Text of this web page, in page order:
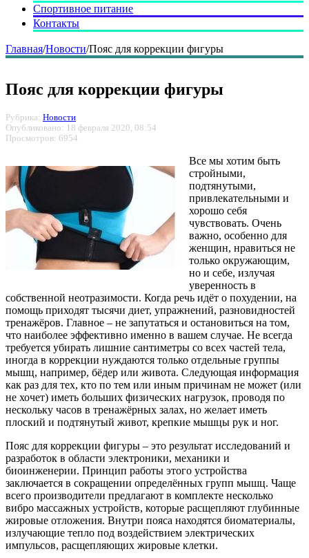
Спортивное питание
Контакты
Главная/Новости/Пояс для коррекции фигуры
Пояс для коррекции фигуры
Рубрика: Новости
Опубликовано: 18 февраля 2020, 08:54
Просмотров: 6954
Все мы хотим быть
стройными,
подтянутыми,
привлекательными и
хорошо себя
чувствовать. Очень
важно, особенно для
женщин, нравиться не
только окружающим,
но и себе, излучая
уверенность в
собственной неотразимости. Когда речь идёт о похудении, на
помощь приходят тысячи диет, упражнений, разновидностей
тренажёров. Главное – не запутаться и остановиться на том,
что наиболее эффективно именно в вашем случае. Не всегда
требуется убирать лишние сантиметры со всех частей тела,
иногда в коррекции нуждаются только отдельные группы
мышц, например, бёдер или живота. Следующая информация
как раз для тех, кто по тем или иным причинам не может (или
не хочет) иметь больших физических нагрузок, проводя по
нескольку часов в тренажёрных залах, но желает иметь
плоский и подтянутый живот, крепкие мышцы рук и ног.
Пояс для коррекции фигуры – это результат исследований и
разработок в области электроники, механики и
биоинженерии. Принцип работы этого устройства
заключается в сокращении определённых групп мышц. Чаще
всего производители предлагают в комплекте несколько
вибро массажных устройств, которые расщепляют глубинные
жировые отложения. Внутри пояса находятся биоматериалы,
излучающие тепло под воздействием электрических
импульсов, расщепляющих жировые клетки.